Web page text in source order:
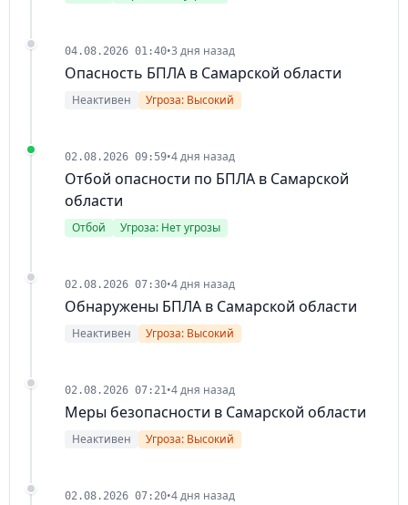
04.08.2026 01:40•3 дня назад
Опасность БПЛА в Самарской области
Неактивен Угроза: Высокий
02.08.2026 09:59•4 дня назад
Отбой опасности по БПЛА в Самарской
области
Отбой Угроза: Нет угрозы
02.08.2026 07:30•4 дня назад
Обнаружены БПЛА в Самарской области
Неактивен Угроза: Высокий
02.08.2026 07:21•4 дня назад
Меры безопасности в Самарской области
Неактивен Угроза: Высокий
02.08.2026 07:20•4 дня назад